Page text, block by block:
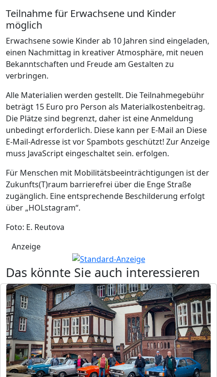
Teilnahme für Erwachsene und Kinder
möglich
Erwachsene sowie Kinder ab 10 Jahren sind eingeladen,
einen Nachmittag in kreativer Atmosphäre, mit neuen
Bekanntschaften und Freude am Gestalten zu
verbringen.
Alle Materialien werden gestellt. Die Teilnahmegebühr
beträgt 15 Euro pro Person als Materialkostenbeitrag.
Die Plätze sind begrenzt, daher ist eine Anmeldung
unbedingt erforderlich. Diese kann per E-Mail an Diese
E-Mail-Adresse ist vor Spambots geschützt! Zur Anzeige
muss JavaScript eingeschaltet sein. erfolgen.
Für Menschen mit Mobilitätsbeeinträchtigungen ist der
Zukunfts(T)raum barrierefrei über die Enge Straße
zugänglich. Eine entsprechende Beschilderung erfolgt
über „HOLstagram“.
Foto: E. Reutova
Anzeige
Das könnte Sie auch interessieren